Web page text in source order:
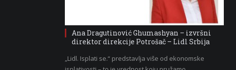
Ana Dragutinović Ghumashyan – izvršni
direktor direkcije Potrošač – Lidl Srbija
„Lidl. Isplati se.“ predstavlja više od ekonomske